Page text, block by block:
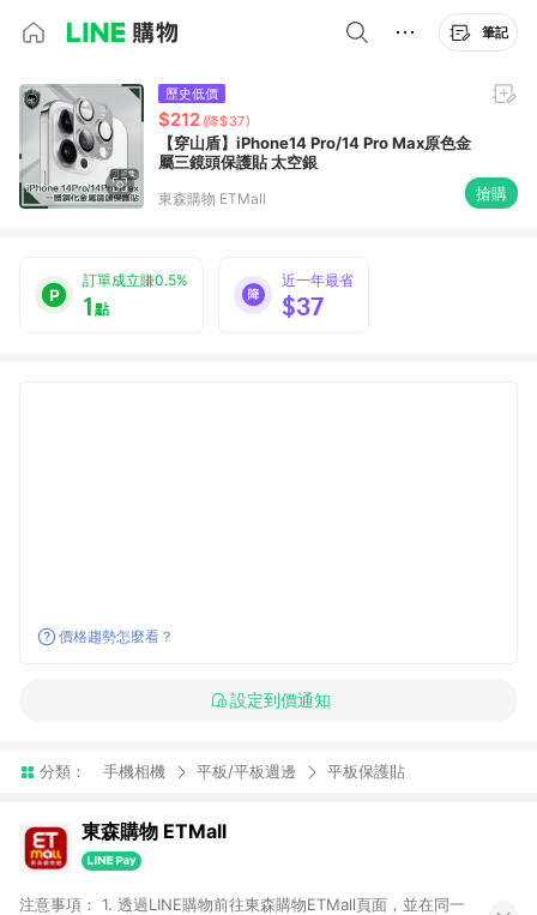
筆記
歷史低價
$212 (降$37)
【穿山盾】iPhone14 Pro/14 Pro Max原色金
屬三鏡頭保護貼 太空銀
東森購物 ETMall 搶購
訂單成立賺0.5%
1點
近一年最省
$37
價格趨勢怎麼看？
設定到價通知
分類： 手機相機 平板/平板週邊 平板保護貼
東森購物 ETMall
注意事項： 1. 透過LINE購物前往東森購物ETMall頁面，並在同一